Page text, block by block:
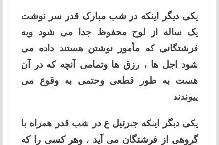
یکی دیگر اینکه در شب مبارک قدر سر نوشت
یک ساله از لوح محفوظ جدا می شود وبه
فرشتگانی که مأمور نوشتن هستند داده می
شود اجل ها ، رزق ها وتمامی آنچه که در آن
هست به طور قطعی وحتمی به وقوع می
پیوندند
یکی دیگر اینکه جبرئیل ع در شب قدر همراه با
گروهی از فرشتگان می آید ، وهر کسی را که